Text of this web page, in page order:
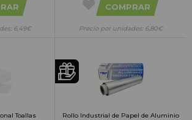
6,49€
COMPRAR
Precio por unidades: 6,80€
Toallas
Rollo Industrial de Papel de Aluminio